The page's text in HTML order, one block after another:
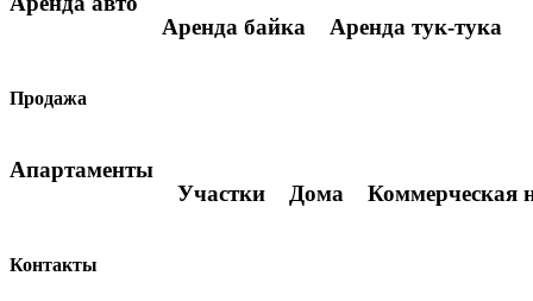
Аренда байка
Аренда тук-тука
Продажа
Апартаменты
Участки
Дома Коммерческая
Контакты